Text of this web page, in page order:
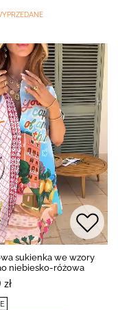
sukienka we wzory
niebiesko-różowa